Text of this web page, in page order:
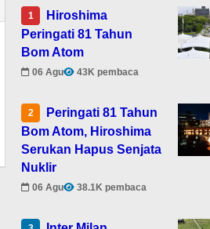
1
Hiroshima
Peringati 81 Tahun
Bom Atom
06 Agu 43K pembaca
2
Peringati 81 Tahun
Bom Atom, Hiroshima
Serukan Hapus Senjata
Nuklir
06 Agu 38.1K pembaca